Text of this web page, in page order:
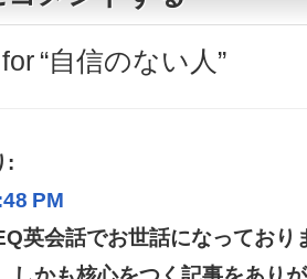
“自信のない人 ”
:
PM
英会話でお世話になっており